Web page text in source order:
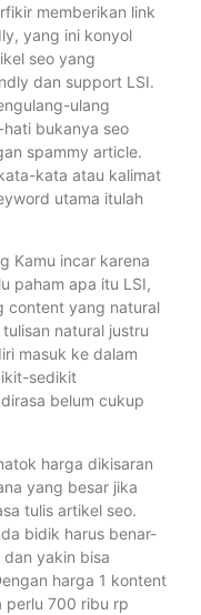
memberikan link
yang ini konyol
seo yang
dan support LSI.
ulang
bukanya seo
spammy article.
kata atau kalimat
utama itulah
Kamu incar karena
paham apa itu LSI,
content yang natural
natural justru
masuk ke dalam
sedikit
belum cukup
harga dikisaran
yang besar jika
tulis artikel seo.
bidik harus benar-
yakin bisa
harga 1 kontent
perlu 700 ribu rp